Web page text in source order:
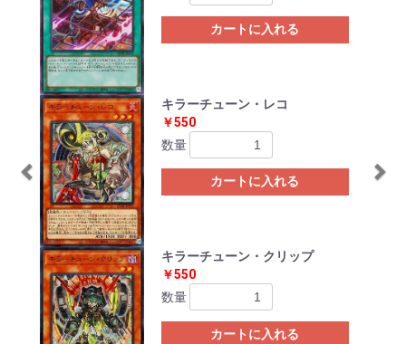
カートに入れる
キラーチューン・レコ
￥550
数量
カートに入れる
キラーチューン・クリップ
￥550
数量
カートに入れる